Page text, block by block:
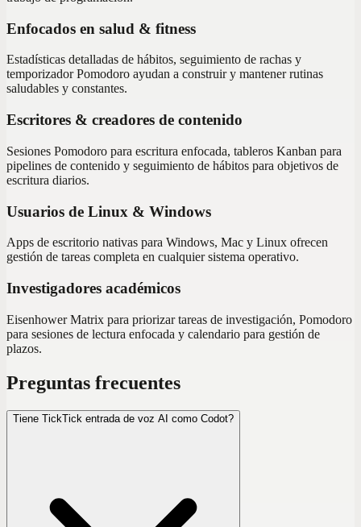
Enfocados en salud & fitness
Estadísticas detalladas de hábitos, seguimiento de rachas y
temporizador Pomodoro ayudan a construir y mantener rutinas
saludables y constantes.
Escritores & creadores de contenido
Sesiones Pomodoro para escritura enfocada, tableros Kanban para
pipelines de contenido y seguimiento de hábitos para objetivos de
escritura diarios.
Usuarios de Linux & Windows
Apps de escritorio nativas para Windows, Mac y Linux ofrecen
gestión de tareas completa en cualquier sistema operativo.
Investigadores académicos
Eisenhower Matrix para priorizar tareas de investigación, Pomodoro
para sesiones de lectura enfocada y calendario para gestión de
plazos.
Preguntas frecuentes
Tiene TickTick entrada de voz AI como Codot?